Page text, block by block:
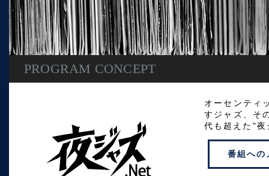
PROGRAM CONCEPT
オーセンティ
すジャズ、そ
代も超えた"夜
番組への